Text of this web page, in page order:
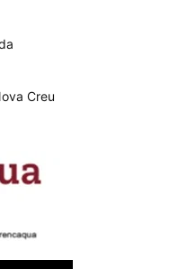
Creu